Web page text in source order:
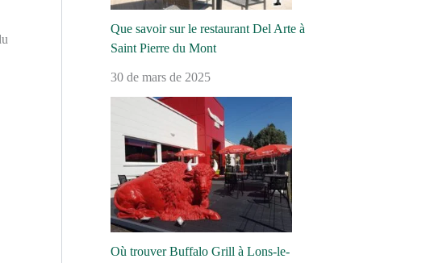
Que savoir sur le restaurant Del Arte à
Saint Pierre du Mont
30 de mars de 2025
Où trouver Buffalo Grill à Lons-le-